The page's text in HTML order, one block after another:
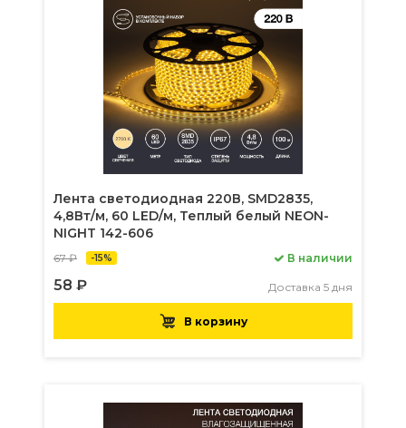
Лента светодиодная 220В, SMD2835,
4,8Вт/м, 60 LED/м, Теплый белый NEON-
NIGHT 142-606
67 ₽ -15%
58 ₽
В наличии
Доставка 5 дня
В корзину